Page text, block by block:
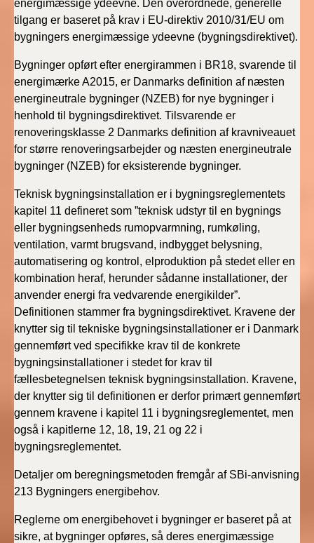
2019)
BR18 (1/1-4/7 2019)
BR18 (1/7-31/12
2018)
BR18 (1/1-30/6
2018)
Tidligere BR (1961-
2010)
energimæssige ydeevne. Den overordnede, generelle
tilgang er baseret på krav i EU-direktiv 2010/31/EU om
bygningers energimæssige ydeevne (bygningsdirektivet).
Bygninger opført efter energirammen i BR18, svarende til
energimærke A2015, er Danmarks definition af næsten
energineutrale bygninger (NZEB) for nye bygninger i
henhold til bygningsdirektivet. Tilsvarende er
renoveringsklasse 2 Danmarks definition af kravniveauet
for større renoveringsarbejder og næsten energineutrale
bygninger (NZEB) for eksisterende bygninger.
Teknisk bygningsinstallation er i bygningsreglementets
kapitel 11 defineret som ”teknisk udstyr til en bygnings
eller bygningsenheds rumopvarmning, rumkøling,
ventilation, varmt brugsvand, indbygget belysning,
automatisering og kontrol, elproduktion på stedet eller en
kombination heraf, herunder sådanne installationer, der
anvender energi fra vedvarende energikilder”.
Definitionen stammer fra bygningsdirektivet. Kravene der
knytter sig til tekniske bygningsinstallationer er i Danmark
gennemført ved specifikke krav til de konkrete
bygningsinstallationer i stedet for krav til
fællesbetegnelsen teknisk bygningsinstallation. Kravene,
der knytter sig til definitionen er derfor primært gennemført
gennem kravene i kapitel 11 i bygningsreglementet, men
også i kapitlerne 12, 18, 19, 21 og 22 i
bygningsreglementet.
Detaljer om beregningsmetoden fremgår af SBi-anvisning
213 Bygningers energibehov.
Reglerne om energibehovet i bygninger er baseret på at
sikre, at bygninger opføres, så deres energimæssige